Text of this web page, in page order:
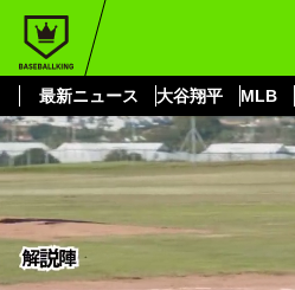
最新ニュース 大谷翔平 MLB